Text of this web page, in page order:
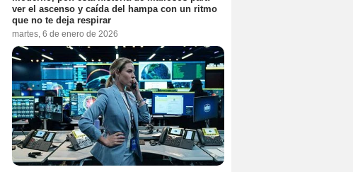
ver el ascenso y caída del hampa con un ritmo
que no te deja respirar
martes, 6 de enero de 2026